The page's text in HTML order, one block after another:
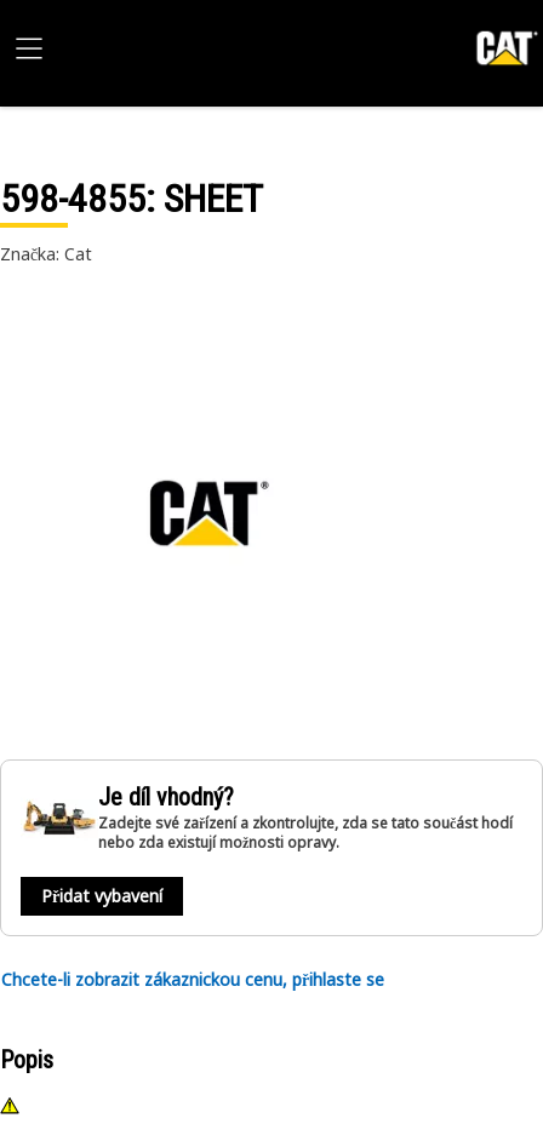
598-4855: SHEET
Značka: Cat
Je díl vhodný?
Zadejte své zařízení a zkontrolujte, zda se tato součást hodí
nebo zda existují možnosti opravy.
Přidat vybavení
Chcete-li zobrazit zákaznickou cenu, přihlaste se
Popis